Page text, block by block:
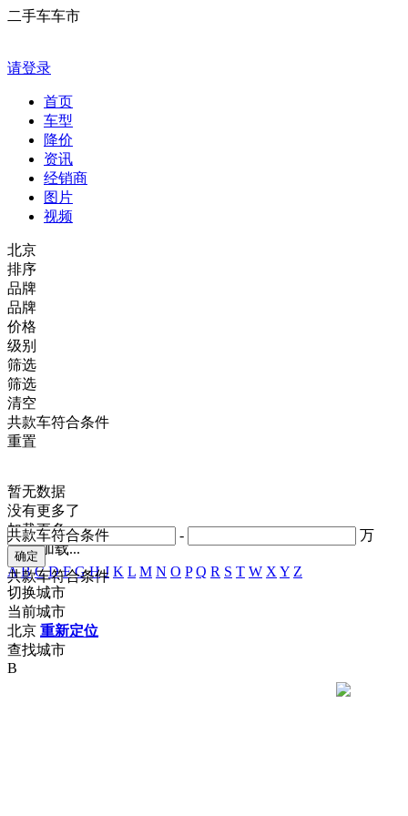
二手车车市
请登录
首页
车型
降价
资讯
经销商
图片
视频
北京
排序
品牌
品牌
价格
- 万
共款车符合条件
级别
共款车符合条件
筛选
筛选
清空
共款车符合条件
重置
暂无数据
没有更多了
加载更多
正在加载...
A B C D F G H J K L M N O P Q R S T W X Y Z
切换城市
当前城市
北京 重新定位
查找城市
B